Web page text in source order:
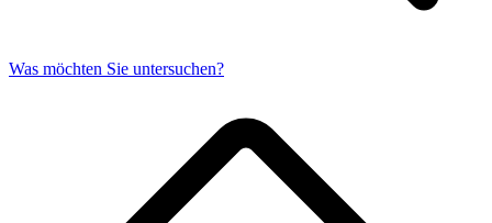
Was möchten Sie untersuchen?